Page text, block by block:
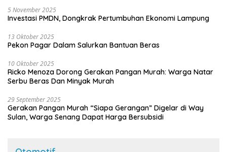
5 November 2025
Investasi PMDN, Dongkrak Pertumbuhan Ekonomi Lampung
13 Oktober 2025
Pekon Pagar Dalam Salurkan Bantuan Beras
10 Oktober 2025
Ricko Menoza Dorong Gerakan Pangan Murah: Warga Natar
Serbu Beras Dan Minyak Murah
29 September 2025
Gerakan Pangan Murah “Siapa Gerangan” Digelar di Way
Sulan, Warga Senang Dapat Harga Bersubsidi